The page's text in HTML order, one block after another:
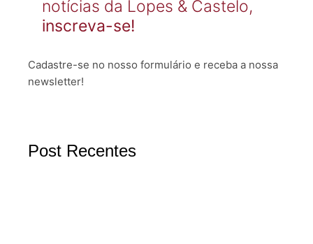
notícias da Lopes & Castelo,
inscreva-se!
Cadastre-se no nosso formulário e receba a nossa
newsletter!
Post Recentes